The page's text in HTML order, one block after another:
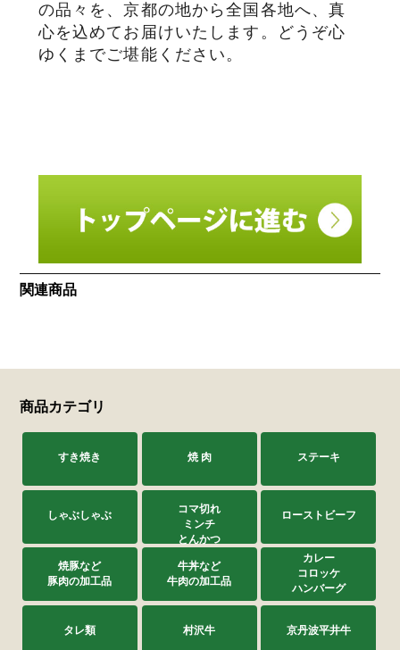
の品々を、京都の地から全国各地へ、真
心を込めてお届けいたします。どうぞ心
ゆくまでご堪能ください。
関連商品
商品カテゴリ
すき焼き 焼 肉 ステーキ
しゃぶしゃぶ
コマ切れ
ミンチ
とんかつ
ローストビーフ
焼豚など
豚肉の加工品
牛丼など
牛肉の加工品
カレー
コロッケ
ハンバーグ
タレ類 村沢牛 京丹波平井牛